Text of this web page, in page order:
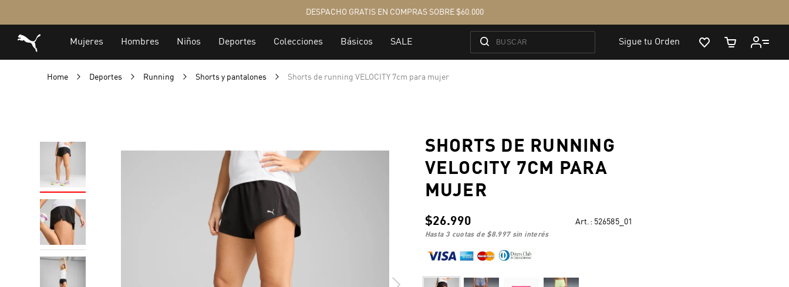
Home Deportes Running Shorts y pantalones Shorts de running VELOCITY 7cm para mujer
SHORTS DE RUNNING
VELOCITY 7CM PARA
MUJER
$26.990 Art.: 526585_01
hasta 3 cuotas de $8.997sin interés